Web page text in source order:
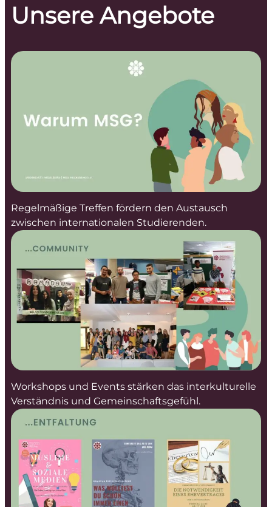
Unsere Angebote
Regelmäßige Treffen fördern den Austausch
zwischen internationalen Studierenden.
Workshops und Events stärken das interkulturelle
Verständnis und Gemeinschaftsgefühl.